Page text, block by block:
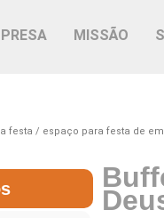
MISSÃO
festa espaço para festa de